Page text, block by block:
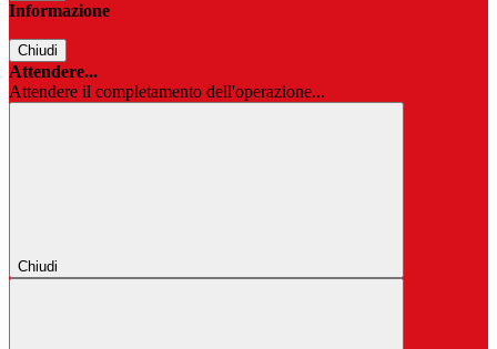
Informazione
Chiudi
Attendere...
Attendere il completamento dell'operazione...
Chiudi